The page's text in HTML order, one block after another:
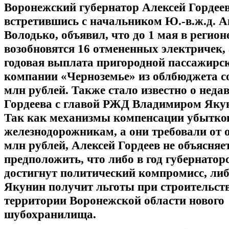
Воронежский губернатор Алексей
встретившись с начальником Ю.-в.ж.д.
Володько, объявил, что до 1 мая в
возобновятся 16 отмененных электричек,
годовая выплата пригородной
компании «Черноземье» из облбюджета
млн рублей. Также стало известно о
Гордеева с главой РЖД Владимиром
Так как механизмы компенсации
железнодорожникам, а они требовали от
млн рублей, Алексей Гордеев не
предположить, что либо в год
достигнут политический компромисс,
Якунин получит льготы при
территории Воронежской области нового
шубохранилища.